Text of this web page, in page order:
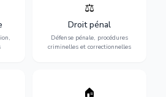
⚖️
Droit pénal
Défense pénale, procédures
criminelles et correctionnelles
Expertise en matière pénale,
vue jusqu'au procès, pour
toute affaire correctionnelle
ou criminelle.
au
🏠
Sécurisation de vos projets